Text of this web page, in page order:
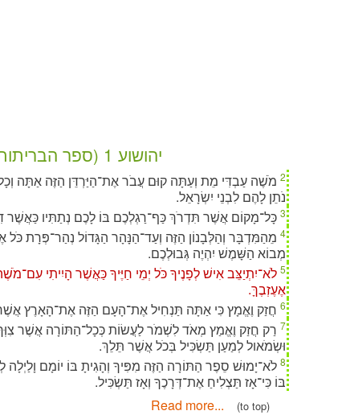
יהושוע 1 (ספר הבריתות 2004)
2 מֹשֶׁה עַבְדִּי מֵת וְעַתָּה קוּם עֲבֹר אֶת־הַיַּרְדֵּן הַזֶּה אַתָּה
נֹתֵן לָהֶם לִבְנֵי יִשְׂרָאֵל.
3 כָּל־מָקוֹם אֲשֶׁר תִּדְרֹךְ כַּף־רַגְלְכֶם בּוֹ לָכֶם נְתַתִּיו
4 מֵהַמִּדְבָּר וְהַלְּבָנוֹן הַזֶּה וְעַד־הַנָּהָר הַגָּדוֹל נְהַר־פְּרָת כֹּל
מְבוֹא הַשָּׁמֶשׁ יִהְיֶה גְּבוּלְכֶם.
5 לֹא־יִתְיַצֵּב אִישׁ לְפָנֶיךָ כֹּל יְמֵי חַיֶּיךָ כַּאֲשֶׁר הָיִיתִי
אֶעֶזְבֶךָּ.
6 חֲזַק וֶאֱמָץ כִּי אַתָּה תַּנְחִיל אֶת־הָעָם הַזֶּה אֶת־הָאָרֶץ
7 רַק חֲזַק וֶאֱמַץ מְאֹד לִשְׁמֹר לַעֲשׂוֹת כְּכָל־הַתּוֹרָה אֲשֶׁר
וּשְׂמֹאול לְמַעַן תַּשְׂכִּיל בְּכֹל אֲשֶׁר תֵּלֵךְ.
8 לֹא־יָמוּשׁ סֵפֶר הַתּוֹרָה הַזֶּה מִפִּיךָ וְהָגִיתָ בּוֹ יוֹמָם
בּוֹ כִּי־אָז תַּצְלִיחַ אֶת־דְּרָכֶךָ וְאָז תַּשְׂכִּיל.
Read more...
(to top)